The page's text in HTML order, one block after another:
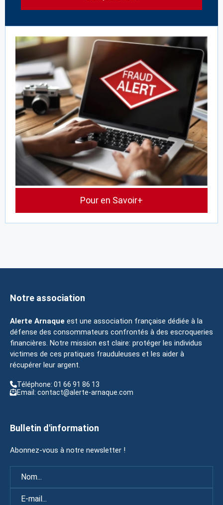
Pour en Savoir+
Notre association
Alerte Arnaque est une association française dédiée à la
défense des consommateurs confrontés à des escroqueries
financières. Notre mission est claire: protéger les individus
victimes de ces pratiques frauduleuses et les aider à
récupérer leur argent.
Téléphone: 01 66 91 86 13
Email: contact@alerte-arnaque.com
Bulletin d'information
Abonnez-vous à notre newsletter !